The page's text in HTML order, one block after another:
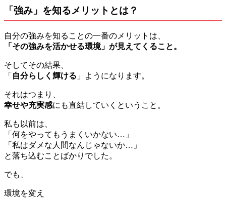
「強み」を知るメリットとは？
自分の強みを知ることの一番のメリットは、
「その強みを活かせる環境」 が見えてくること。
そしてその結果、
「 自分らしく輝ける 」ようになります。
それはつまり、
幸せや充実感にも直結していくということ。
私も以前は、
「何をやってもうまくいかない…」
「私はダメな人間なんじゃないか…」
と落ち込むことばかりでした。
でも、
環境を変え